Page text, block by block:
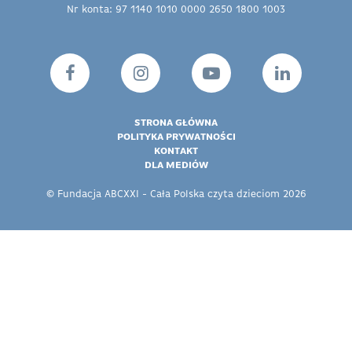
Nr konta: 97 1140 1010 0000 2650 1800 1003
© Fundacja ABCXXI - Cała Polska czyta dzieciom 2026
STRONA GŁÓWNA
POLITYKA PRYWATNOŚCI
KONTAKT
DLA MEDIÓW